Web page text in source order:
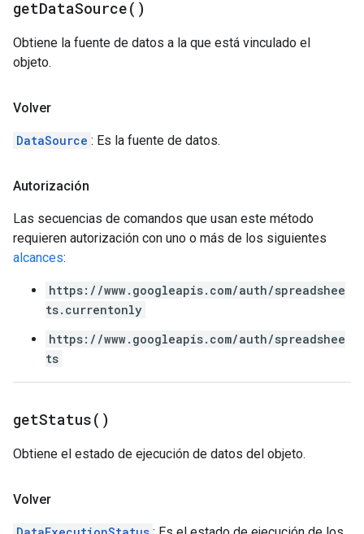
getDataSource( )
Obtiene la fuente de datos a la que está vinculado el
objeto.
Volver
DataSource : Es la fuente de datos.
Autorización
Las secuencias de comandos que usan este método
requieren autorización con uno o más de los siguientes
alcances:
https://www.googleapis.com/auth/spreadshee
ts.currentonly
https://www.googleapis.com/auth/spreadshee
ts
getStatus( )
Obtiene el estado de ejecución de datos del objeto.
Volver